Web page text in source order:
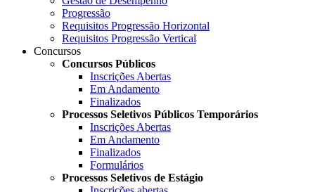
Progressão
Requisitos Progressão Horizontal
Requisitos Progressão Vertical
Concursos
Concursos Públicos
Inscrições Abertas
Em Andamento
Finalizados
Processos Seletivos Públicos Temporários
Inscrições Abertas
Em Andamento
Finalizados
Formulários
Processos Seletivos de Estágio